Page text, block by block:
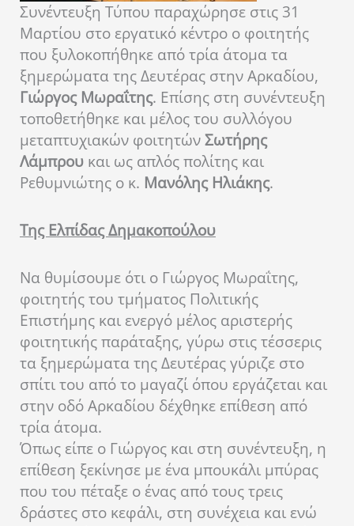
Συνέντευξη Τύπου παραχώρησε στις 31
Μαρτίου στο εργατικό κέντρο ο φοιτητής
που ξυλοκοπήθηκε από τρία άτομα τα
ξημερώματα της Δευτέρας στην Αρκαδίου,
Γιώργος Μωραΐτης. Επίσης στη συνέντευξη
τοποθετήθηκε και μέλος του συλλόγου
μεταπτυχιακών φοιτητώνΣωτήρης
Λάμπρου και ως απλός πολίτης και
Ρεθυμνιώτης ο κ. Μανόλης Ηλιάκης.
Της Ελπίδας Δημακοπούλου
Να θυμίσουμε ότι ο Γιώργος Μωραΐτης,
φοιτητής του τμήματος Πολιτικής
Επιστήμης και ενεργό μέλος αριστερής
φοιτητικής παράταξης, γύρω στις τέσσερις
τα ξημερώματα της Δευτέρας γύριζε στο
σπίτι του από το μαγαζί όπου εργάζεται και
στην οδό Αρκαδίου δέχθηκε επίθεση από
τρία άτομα.
Όπως είπε ο Γιώργος και στη συνέντευξη, η
επίθεση ξεκίνησε με ένα μπουκάλι μπύρας
που του πέταξε ο ένας από τους τρεις
δράστες στο κεφάλι, στη συνέχεια και ενώ